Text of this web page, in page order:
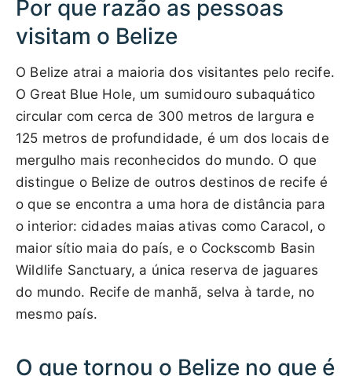
Por que razão as pessoas
visitam o Belize
O Belize atrai a maioria dos visitantes pelo recife.
O Great Blue Hole, um sumidouro subaquático
circular com cerca de 300 metros de largura e
125 metros de profundidade, é um dos locais de
mergulho mais reconhecidos do mundo. O que
distingue o Belize de outros destinos de recife é
o que se encontra a uma hora de distância para
o interior: cidades maias ativas como Caracol, o
maior sítio maia do país, e o Cockscomb Basin
Wildlife Sanctuary, a única reserva de jaguares
do mundo. Recife de manhã, selva à tarde, no
mesmo país.
O que tornou o Belize no que é